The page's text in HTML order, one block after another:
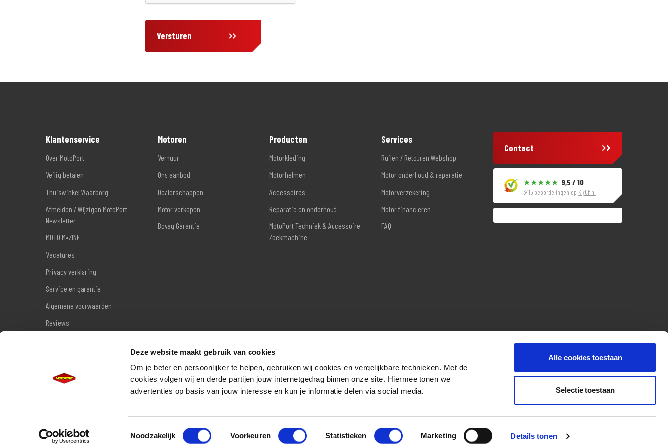
Deze website maakt gebruik van cookies
Om je beter en persoonlijker te helpen, gebruiken wij cookies en vergelijkbare technieken. Met de
cookies volgen wij en derde partijen jouw internetgedrag binnen onze site. Hiermee tonen we
advertenties op basis van jouw interesse en kun je informatie delen via social media.
Toestemmingsselectie
Noodzakelijk Voorkeuren Statistieken Marketing Details tonen
Alle cookies toestaan
Selectie toestaan
Versturen
Klantenservice
Over MotoPort
Veilig betalen
Thuiswinkel Waarborg
Afmelden / Wijzigen MotoPort
Newsletter
MOTO M•ZINE
Vacatures
Privacy verklaring
Service en garantie
Algemene voorwaarden
Reviews
Motoren
Verhuur
Ons aanbod
Dealerschappen
Motor verkopen
Bovag Garantie
Producten
Motorkleding
Motorhelmen
Accessoires
Reparatie en onderhoud
MotoPort Techniek & Accessoire
Zoekmachine
Services
Ruilen / Retouren Webshop
Motor onderhoud & reparatie
Motorverzekering
Motor financieren
FAQ
Contact
9,5 / 10
3415 beoordelingen op KiyOh.nl
More for your ride